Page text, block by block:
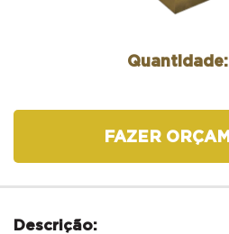
Quantidade:
FAZER
Descrição: